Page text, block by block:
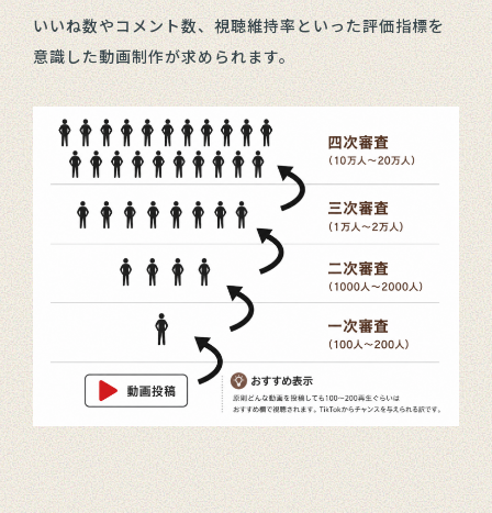
いいね数やコメント数、視聴維持率といった評価指標を
意識した動画制作が求められます。